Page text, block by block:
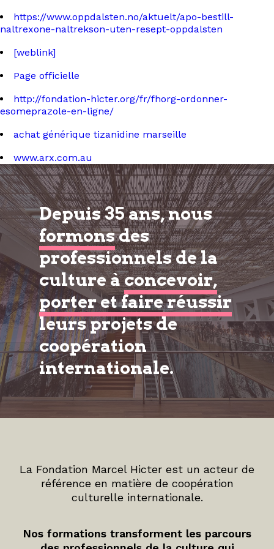
https://www.oppdalsten.no/aktuelt/apo-bestill-
naltrexone-naltrekson-uten-resept-oppdalsten
[weblink]
Page officielle
http://fondation-hicter.org/fr/fhorg-ordonner-
esomeprazole-en-ligne/
achat générique tizanidine marseille
www.arx.com.au
Depuis 35 ans, nous
formonsdes
professionnels de la
culture àconcevoir,
porter et faire réussir
leurs projets de
coopération
internationale.
La Fondation Marcel Hicter est un acteur de
référence en matière de coopération
culturelle internationale.
Nos formations transforment les parcours